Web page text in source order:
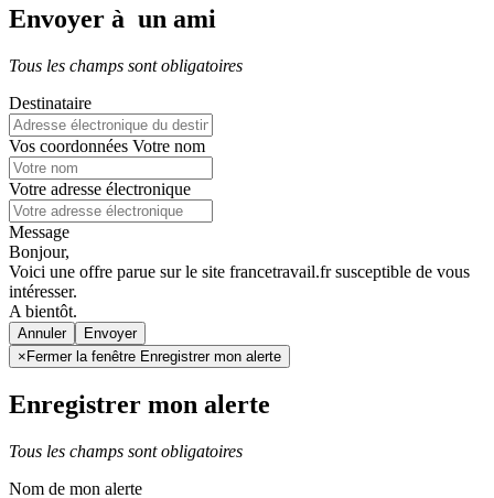
Envoyer à un ami
Tous les champs sont obligatoires
Destinataire
Vos coordonnées Votre nom
Votre adresse électronique
Message
Bonjour,
Voici une offre parue sur le site francetravail.fr susceptible de vous
intéresser.
A bientôt.
Annuler
× Fermer la fenêtre Enregistrer mon alerte
Enregistrer mon alerte
Tous les champs sont obligatoires
Nom de mon alerte